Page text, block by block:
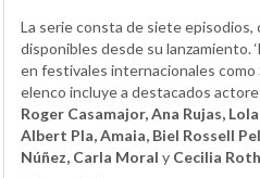
La serie consta de siete episodios,
disponibles desde su lanzamiento.
en festivales internacionales como
elenco incluye a destacados
Roger Casamajor, Ana Rujas,
Albert Pla, Amaia, Biel Rossell
Núñez, Carla Moral y Cecilia Roth